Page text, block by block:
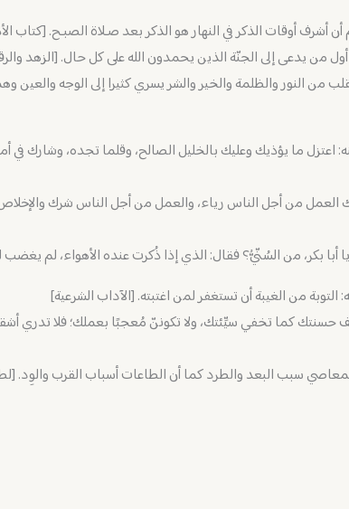
أشرف أوقات الذكر في النهار هو الذكر بعد صـلاة الصبـح. [كتاب
من يدعى إلى الجنّة الذين يحمدون الله على كل حال. [الزهد
من النور والظلمة والخير والشر يسري كثيرا إلى الوجه والعين
ما يؤذيك وعليك بالخليل الصالح، وقلما تجده، وشارك في
من أجل الناس رياء، والعمل من أجل الناس شرك والإخلاص
أبا بكر، من السُنّيُّ؟ فقال: الذي إذا ذُكرت عنده الأهواء، لم
التوبة من الغيبة أن تستغفر لمن اغتبته. [الآداب الشرعية]
حسنتك كما تخفي سيِّئتك، ولا تكوننّ مُعجبًا بعملك؛ فلا تدري
سبب البعد والطرد كما أن الطاعات أسباب القرب والوِد.